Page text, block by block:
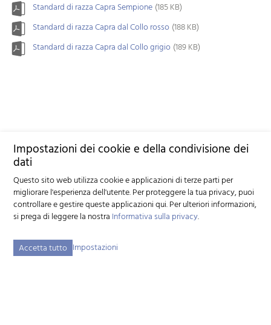
Standard di razza Capra Sempione (185 KB)
Standard di razza Capra dal Collo rosso (188 KB)
Standard di razza Capra dal Collo grigio (189 KB)
Impostazioni dei cookie e della condivisione dei
dati
Questo sito web utilizza cookie e applicazioni di terze parti per
migliorare l'esperienza dell'utente. Per proteggere la tua privacy, puoi
controllare e gestire queste applicazioni qui.Per ulteriori informazioni,
si prega di leggere la nostra Informativa sulla privacy.
Accetta tutto Impostazioni